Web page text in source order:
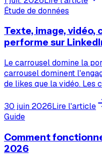
Étude de données
Texte, image, vidéo,
performe sur
Le carrousel domine la
carrousel dominent
de likes que la vidéo. Les
30 juin 2026Lire l'article
Guide
Comment
2026